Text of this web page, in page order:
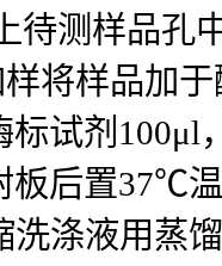
待测样品孔
将样品加
标试剂100μl
板后置37℃
洗涤液用蒸